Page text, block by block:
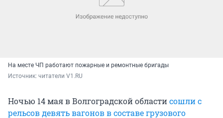
На месте ЧП работают пожарные и ремонтные бригады
Источник: читатели V1.RU
Ночью 14 мая в Волгоградской областисошли с
рельсов девять вагонов в составе грузового